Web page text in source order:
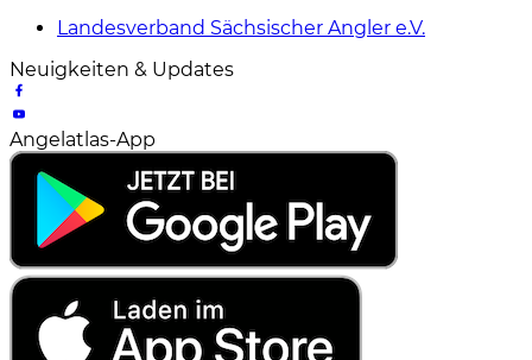
Landesverband Sächsischer Angler e.V.
Neuigkeiten & Updates
Angelatlas-App